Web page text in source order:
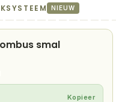
NIEUW
smal
Kopieer
gevelpanelen voor buiten .
en houtvezels,